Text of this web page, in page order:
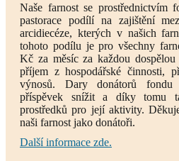
Naše farnost se prostřednictvím
pastorace podílí na zajištění
arcidiecéze, kterých v našich
tohoto podílu je pro všechny
Kč za měsíc za každou
příjem z hospodářské činnosti,
výnosů. Dary donátorů fondu
příspěvek snížit a díky tomu
prostředků pro její aktivity.
naši farnost jako donátoři.
Další informace zde.